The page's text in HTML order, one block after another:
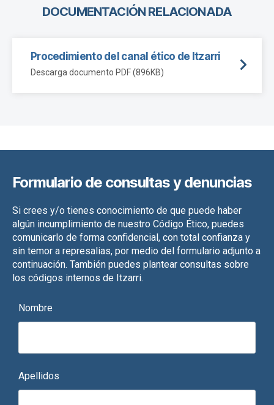
DOCUMENTACIÓN RELACIONADA
Procedimiento del canal ético de Itzarri
Descarga documento PDF (896KB)
Formulario de consultas y denuncias
Si crees y/o tienes conocimiento de que puede haber
algún incumplimiento de nuestro Código Ético, puedes
comunicarlo de forma confidencial, con total confianza y
sin temor a represalias, por medio del formulario adjunto a
continuación. También puedes plantear consultas sobre
los códigos internos de Itzarri.
Nombre
Apellidos